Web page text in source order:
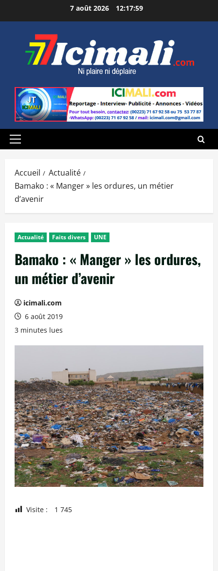
au
7 août 2026 12:18:00
Menu
Accueil
Actualité
Bamako : « Manger » les ordures, un métier
d’avenir
Actualité Faits divers UNE
Bamako : « Manger » les ordures,
un métier d’avenir
icimali.com
6 août 2019
3 minutes lues
Visite : 1 745